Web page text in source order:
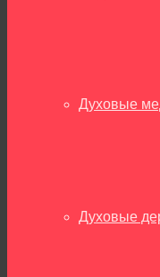
Духовые
Духовые